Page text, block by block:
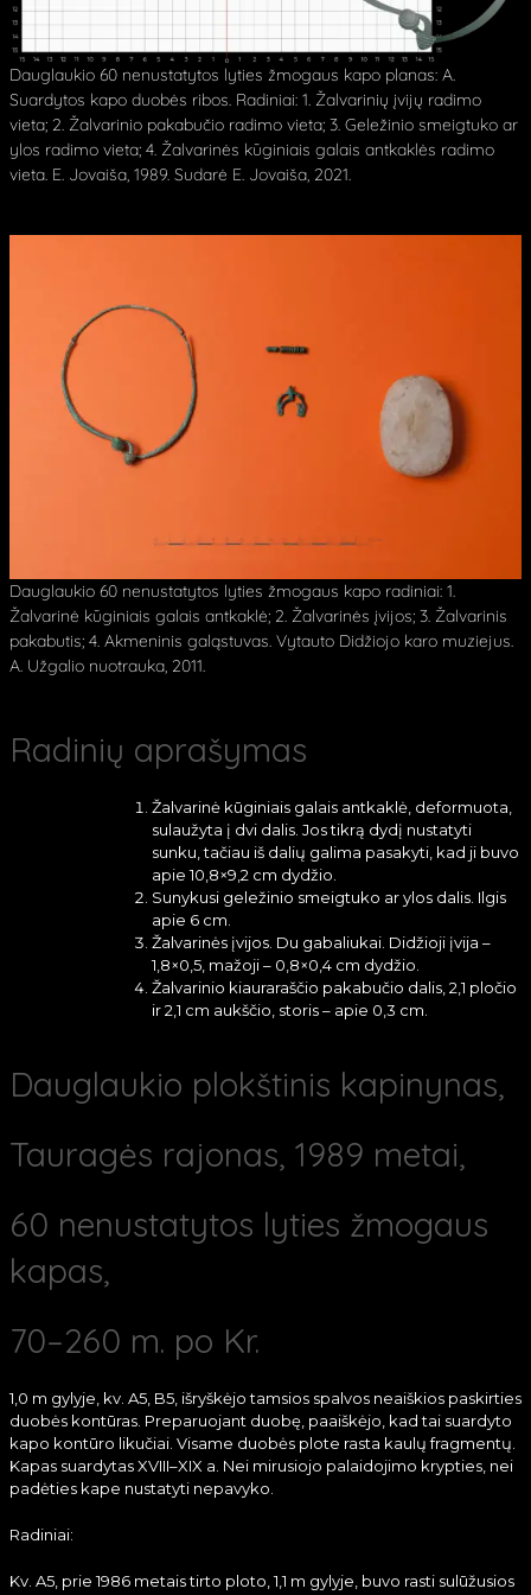
Dauglaukio 60 nenustatytos lyties žmogaus kapo planas: A.
Suardytos kapo duobės ribos. Radiniai: 1. Žalvarinių įvijų radimo
vieta; 2. Žalvarinio pakabučio radimo vieta; 3. Geležinio smeigtuko ar
ylos radimo vieta; 4. Žalvarinės kūginiais galais antkaklės radimo
vieta. E. Jovaiša, 1989. Sudarė E. Jovaiša, 2021.
Dauglaukio 60 nenustatytos lyties žmogaus kapo radiniai: 1.
Žalvarinė kūginiais galais antkaklė; 2. Žalvarinės įvijos; 3. Žalvarinis
pakabutis; 4. Akmeninis galąstuvas. Vytauto Didžiojo karo muziejus.
A. Užgalio nuotrauka, 2011.
Radinių aprašymas
Žalvarinė kūginiais galais antkaklė, deformuota,
sulaužyta į dvi dalis. Jos tikrą dydį nustatyti
sunku, tačiau iš dalių galima pasakyti, kad ji buvo
apie 10,8×9,2 cm dydžio.
Sunykusi geležinio smeigtuko ar ylos dalis. Ilgis
apie 6 cm.
Žalvarinės įvijos. Du gabaliukai. Didžioji įvija –
1,8×0,5, mažoji – 0,8×0,4 cm dydžio.
Žalvarinio kiauraraščio pakabučio dalis, 2,1 pločio
ir 2,1 cm aukščio, storis – apie 0,3 cm.
Dauglaukio plokštinis kapinynas,
Tauragės rajonas, 1989 metai,
60 nenustatytos lyties žmogaus
kapas,
70–260 m. po Kr.
1,0 m gylyje, kv. A5, B5, išryškėjo tamsios spalvos neaiškios paskirties
duobės kontūras. Preparuojant duobę, paaiškėjo, kad tai suardyto
kapo kontūro likučiai. Visame duobės plote rasta kaulų fragmentų.
Kapas suardytas XVIII–XIX a. Nei mirusiojo palaidojimo krypties, nei
padėties kape nustatyti nepavyko.
Radiniai:
Kv. A5, prie 1986 metais tirto ploto, 1,1 m gylyje, buvo rasti sulūžusios